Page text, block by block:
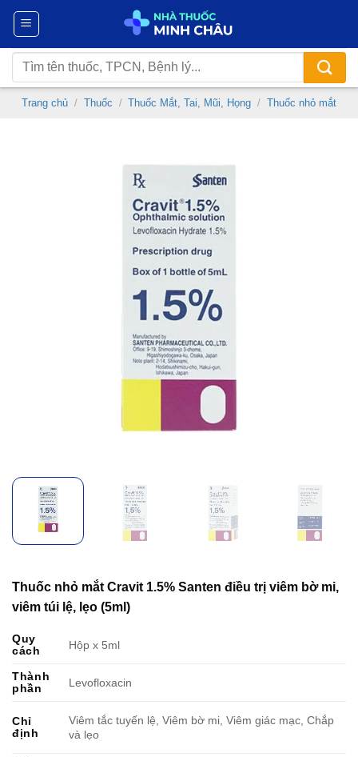
Chuyển
nội
dung
Tìm
kiếm:
Trang chủ / Thuốc / Thuốc Mắt, Tai, Mũi, Họng / Thuốc nhỏ mắt
Thuốc nhỏ mắt Cravit 1.5% Santen điều trị viêm bờ mi,
viêm túi lệ, lẹo (5ml)
Quy
cách
Hộp x 5ml
Thành
phần
Levofloxacin
Chỉ
định
Viêm tắc tuyến lệ, Viêm bờ mi, Viêm giác mạc, Chắp
và lẹo